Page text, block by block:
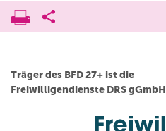
Träger des BFD 27+ ist die
Freiwilligendienste DRS gGmbH